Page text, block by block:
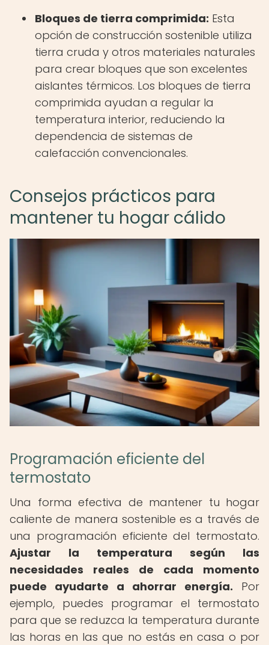
Bloques de tierra comprimida: Esta
opción de construcción sostenible utiliza
tierra cruda y otros materiales naturales
para crear bloques que son excelentes
aislantes térmicos. Los bloques de tierra
comprimida ayudan a regular la
temperatura interior, reduciendo la
dependencia de sistemas de
calefacción convencionales.
Consejos prácticos para
mantener tu hogar cálido
Programación eficiente del
termostato
Una forma efectiva de mantener tu hogar
caliente de manera sostenible es a través de
una programación eficiente del termostato.
Ajustar la temperatura según las
necesidades reales de cada momento
puede ayudarte a ahorrar energía. Por
ejemplo, puedes programar el termostato
para que se reduzca la temperatura durante
las horas en las que no estás en casa o por